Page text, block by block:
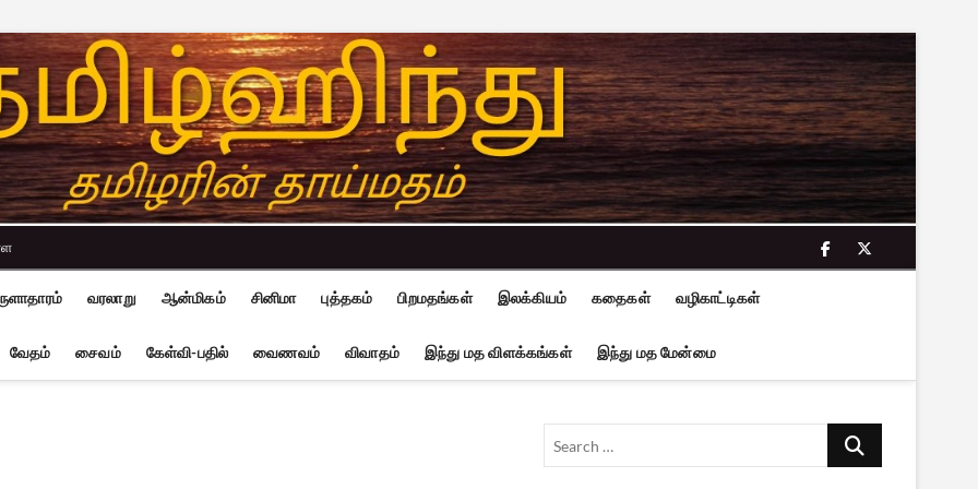
facebook
twitter
வரலாறு ஆன்மிகம் சினிமா புத்தகம் பிறமதங்கள் இலக்கியம் கதைகள் வழிகாட்டிகள்
வேதம் சைவம் கேள்வி-பதில் வைணவம் விவாதம் இந்து மத விளக்கங்கள் இந்து மத மேன்மை
Search